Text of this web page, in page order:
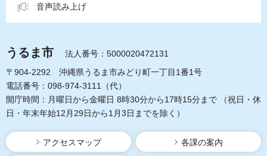
音声読み上げ
うるま市
法人番号：5000020472131
〒904-2292 沖縄県うるま市みどり町一丁目1番1号
電話番号：098-974-3111（代）
開庁時間：月曜日から金曜日 8時30分から17時15分まで
（祝日・休
日・年末年始12月29日から1月3日までを除く）
アクセスマップ 各課の案内